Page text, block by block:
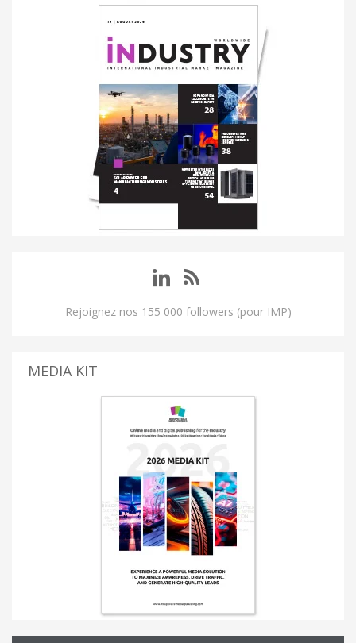
Rejoignez nos 155 000 followers (pour IMP)
MEDIA KIT